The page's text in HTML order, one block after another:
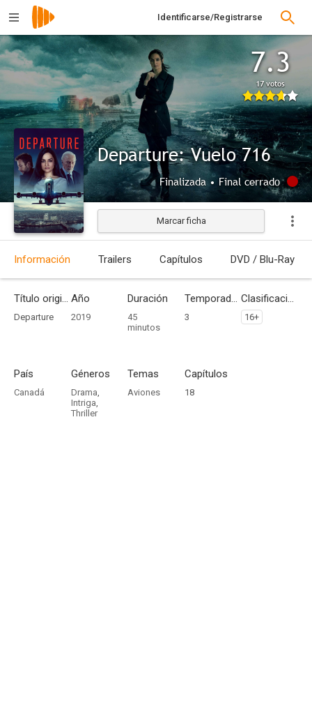
Identificarse/Registrarse
7.3
17 votos
Departure: Vuelo 716
Finalizada • Final cerrado
Marcar ficha
Información Trailers Capítulos DVD / Blu-Ray
Título original
Departure
Año
2019
Duración
45
minutos
Temporadas
3
Clasificación por edades
16+
País
Canadá
Géneros
Drama,
Intriga,
Thriller
Temas
Aviones
Capítulos
18